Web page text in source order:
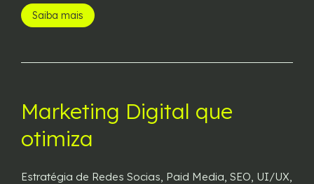
Saiba mais
Marketing Digital que
otimiza
Estratégia de Redes Socias, Paid Media, SEO, UI/UX,